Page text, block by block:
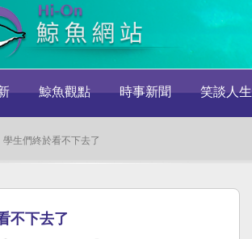
鯨魚觀點 時事新聞 笑談人生
學生們終於看不下去了
不下去了